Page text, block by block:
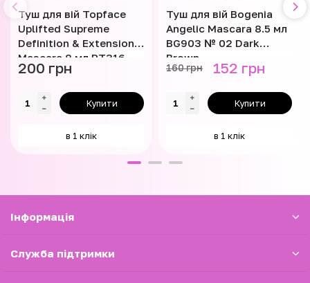
Туш для вій Topface
Uplifted Supreme
Definition & Extension
Mascara 8 мл PT316
200 грн
Купити
в 1 клік
Туш для вій Bogenia
Angelic Mascara 8.5 мл
BG903 № 02 Dark
Brown
160 грн 152 грн
Купити
в 1 клік
Iнформація
Служба підтримки